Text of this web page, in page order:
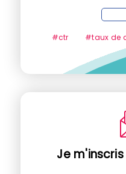
#ctr #taux de
Je